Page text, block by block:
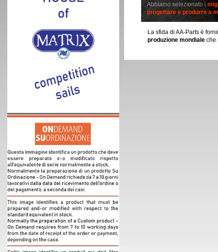
Abbiamo selezionato i
progettare e produrre a
La sfida di AA-Parts è
produzione mondialeche